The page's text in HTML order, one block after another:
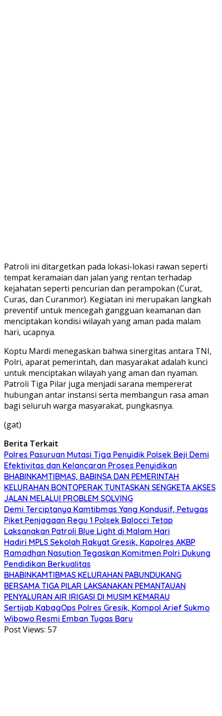
Patroli ini ditargetkan pada lokasi-lokasi rawan seperti
tempat keramaian dan jalan yang rentan terhadap
kejahatan seperti pencurian dan perampokan (Curat,
Curas, dan Curanmor). Kegiatan ini merupakan langkah
preventif untuk mencegah gangguan keamanan dan
menciptakan kondisi wilayah yang aman pada malam
hari, ucapnya.
Koptu Mardi menegaskan bahwa sinergitas antara TNI,
Polri, aparat pemerintah, dan masyarakat adalah kunci
untuk menciptakan wilayah yang aman dan nyaman.
Patroli Tiga Pilar juga menjadi sarana mempererat
hubungan antar instansi serta membangun rasa aman
bagi seluruh warga masyarakat, pungkasnya.
(gat)
Berita Terkait
Polres Pasuruan Mutasi Tiga Penyidik Polsek Beji Demi
Efektivitas dan Kelancaran Proses Penyidikan
BHABINKAMTIBMAS, BABINSA DAN PEMERINTAH
KELURAHAN BONTOPERAK TUNTASKAN SENGKETA AKSES
JALAN MELALUI PROBLEM SOLVING
Demi Terciptanya Kamtibmas Yang Kondusif, Petugas
Piket Penjagaan Regu 1 Polsek Balocci Tetap
Laksanakan Patroli Blue Light di Malam Hari
Hadiri MPLS Sekolah Rakyat Gresik, Kapolres AKBP
Ramadhan Nasution Tegaskan Komitmen Polri Dukung
Pendidikan Berkualitas
BHABINKAMTIBMAS KELURAHAN PABUNDUKANG
BERSAMA TIGA PILAR LAKSANAKAN PEMANTAUAN
PENYALURAN AIR IRIGASI DI MUSIM KEMARAU
Sertijab KabagOps Polres Gresik, Kompol Arief Sukmo
Wibowo Resmi Emban Tugas Baru
Post Views: 57